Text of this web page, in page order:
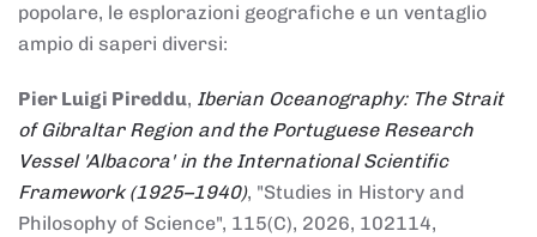
popolare, le esplorazioni geografiche e un ventaglio
ampio di saperi diversi:
Pier Luigi Pireddu, Iberian Oceanography: The Strait
of Gibraltar Region and the Portuguese Research
Vessel 'Albacora' in the International Scientific
Framework (1925–1940), "Studies in History and
Philosophy of Science", 115(C), 2026, 102114,